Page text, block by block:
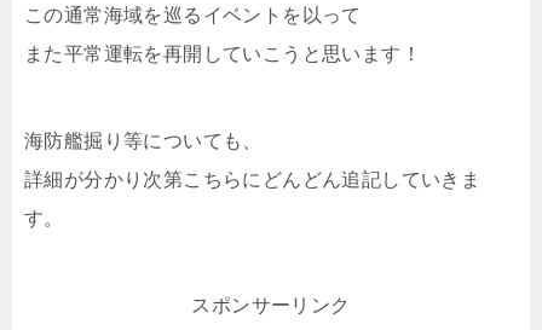
この通常海域を巡るイベントを以って
また平常運転を再開していこうと思います！
海防艦掘り等についても、
詳細が分かり次第こちらにどんどん追記していきま
す。
スポンサーリンク